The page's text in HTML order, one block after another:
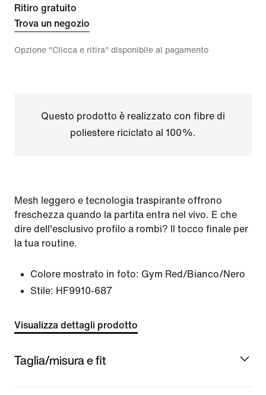
Ritiro gratuito
Trova un negozio
Opzione "Clicca e ritira" disponibile al pagamento
Questo prodotto è realizzato con fibre di
poliestere riciclato al 100%.
Mesh leggero e tecnologia traspirante offrono
freschezza quando la partita entra nel vivo. E che
dire dell'esclusivo profilo a rombi? Il tocco finale per
la tua routine.
Colore mostrato in foto: Gym Red/Bianco/Nero
Stile: HF9910-687
Visualizza dettagli prodotto
Taglia/misura e fit